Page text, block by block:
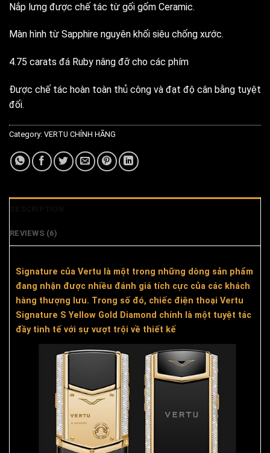
Nắp lưng được chế tác từ gối gốm Ceramic.
Màn hình từ Sapphire nguyên khối siêu chống xước.
4.75 carats đá Ruby nâng đỡ cho các phím
Được chế tác hoàn toàn thủ công và đạt độ cân bằng tuyệt
đối.
Category: VERTU CHÍNH HÃNG
REVIEWS (6)
Signature của Vertu là một trong những dòng sản phẩm
đang nhận được nhiều đánh giá tích cực của các khách
hàng thượng lưu. Trong số đó, chiếc điện thoại Vertu
Signature S Yellow Gold Diamond chính là một tuyệt tác
đầy tinh tế với sự vượt trội về thiết kế